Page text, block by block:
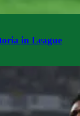
in League